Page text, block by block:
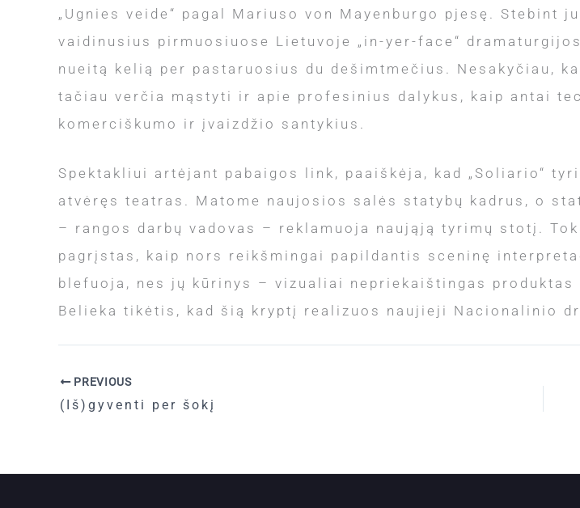
„Ugnies veide“ pagal Mariuso von Mayenburgo pjesę. Stebint
vaidinusius pirmuosiuose Lietuvoje „in-yer-face“
nueitą kelią per pastaruosius du dešimtmečius. Nesakyčiau,
tačiau verčia mąstyti ir apie profesinius dalykus, kaip antai
komerciškumo ir įvaizdžio santykius.
Spektakliui artėjant pabaigos link, paaiškėja, kad „Soliario“
atvėręs teatras. Matome naujosios salės statybų kadrus, o
– rangos darbų vadovas – reklamuoja naująją tyrimų stotį.
pagrįstas, kaip nors reikšmingai papildantis sceninę
blefuoja, nes jų kūrinys – vizualiai nepriekaištingas
Belieka tikėtis, kad šią kryptį realizuos naujieji Nacionalinio
PREVIOUS
(Iš)gyventi per šokį